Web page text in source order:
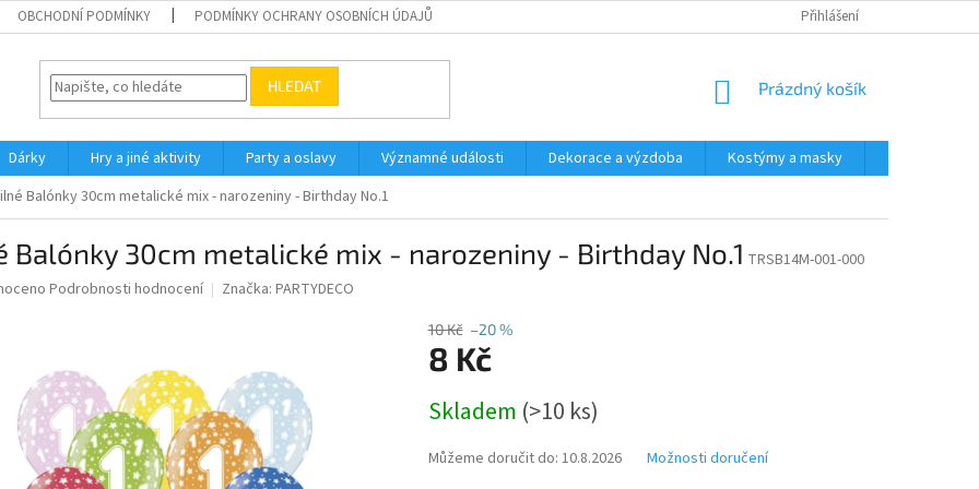
OBCHODNÍ PODMÍNKY PODMÍNKY OCHRANY OSOBNÍCH ÚDAJŮ Přihlášení
HLEDAT
NÁKUPNÍ
Prázdný košík
Dárky Hry a jiné aktivity Party a oslavy Významné události Dekorace a výzdoba Kostýmy a masky
Balónky 30cm metalické mix - narozeniny - Birthday No.1
Balónky 30cm metalické mix - narozeniny - Birthday No.1 TRSB14M-001-000
Podrobnosti hodnocení Značka: PARTYDECO
10 Kč –20 %
8 Kč
cena:
Skladem (>10 ks)
Můžeme doručit do: 10.8.2026 Možnosti doručení